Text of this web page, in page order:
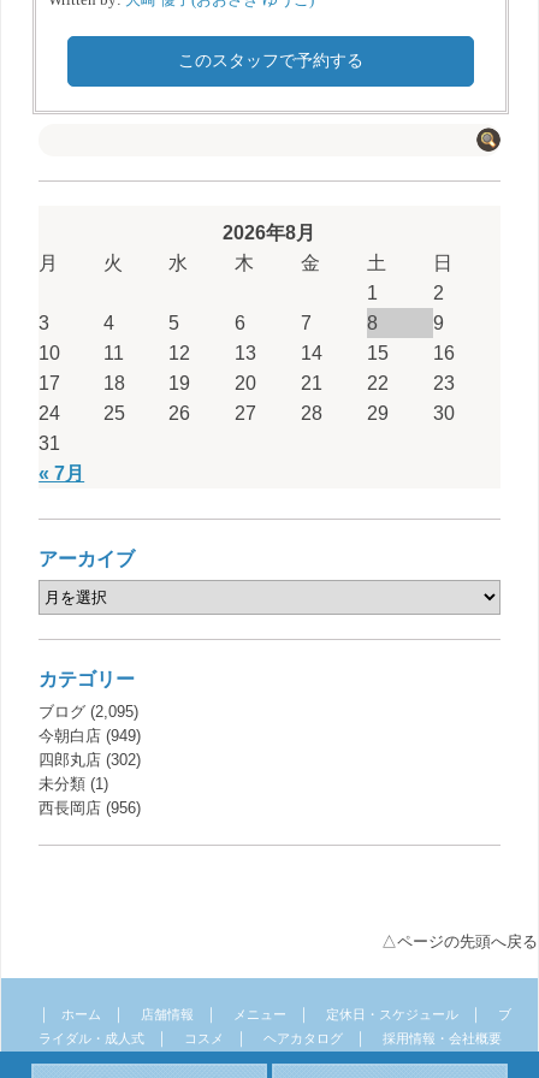
このスタッフで予約する
2026年8月
月
火 水 木 金 土 日
« 7月
1
2
3
4 5 6 7 8
9
10
11 12 13 14 15
16
17
18 19 20 21 22
23
24
25 26 27 28 29
30
31
アーカイブ
カテゴリー
ブログ (2,095)
今朝白店 (949)
四郎丸店 (302)
未分類 (1)
西長岡店 (956)
△ページの先頭へ戻る
ホーム 店舗情報 メニュー 定休日・スケジュール
ブ
ライダル・成人式
コスメ ヘアカタログ 採用情報・会社概要
｜ サイトマップ ｜